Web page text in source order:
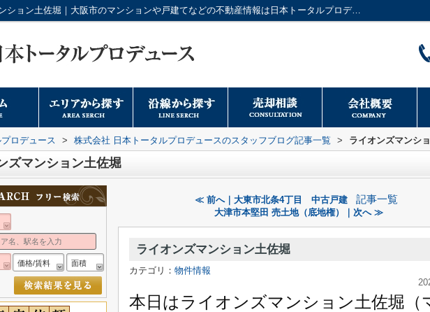
ライオンズマンション土佐堀｜大阪市のマンションや戸建てなどの不動産情報は日本トータルプロデュースへ
ロデュース > 株式会社 日本トータルプロデュースのスタッフブログ記事一覧 > ライオンズマンシ
ズマンション土佐堀
≪ 前へ｜大東市北条4丁目 中古戸建 記事一覧
大津市本堅田 売土地（底地権）｜次へ ≫
ライオンズマンション土佐堀
カテゴリ： 物件情報
本日はライオンズマンション土佐堀（
価格/賃料 面積